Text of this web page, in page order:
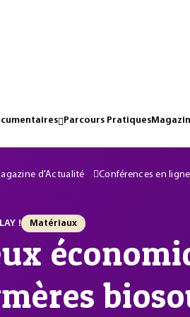
Parcours Pratiques
d'Actualité Conférences en ligne
! Matériaux